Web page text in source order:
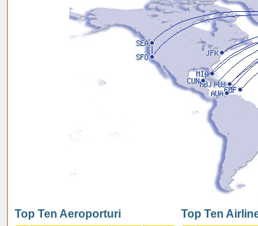
Top Ten Aeroporturi Top Ten